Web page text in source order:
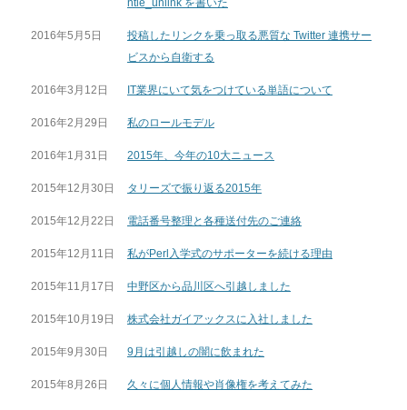
ntle_unlink を書いた
2016年5月5日
投稿したリンクを乗っ取る悪質な Twitter 連携サー
ビスから自衛する
2016年3月12日 IT業界にいて気をつけている単語について
2016年2月29日 私のロールモデル
2016年1月31日 2015年、今年の10大ニュース
2015年12月30日 タリーズで振り返る2015年
2015年12月22日 電話番号整理と各種送付先のご連絡
2015年12月11日 私がPerl入学式のサポーターを続ける理由
2015年11月17日 中野区から品川区へ引越しました
2015年10月19日 株式会社ガイアックスに入社しました
2015年9月30日 9月は引越しの闇に飲まれた
2015年8月26日 久々に個人情報や肖像権を考えてみた